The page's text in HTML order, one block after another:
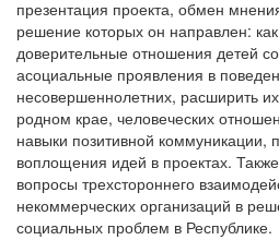
презентация проекта, обмен
решение которых он направлен:
доверительные отношения детей
асоциальные проявления в
несовершеннолетних, расширить
родном крае, человеческих
навыки позитивной коммуникации,
воплощения идей в проектах.
вопросы трехстороннего
некоммерческих организаций в
социальных проблем в Республике.